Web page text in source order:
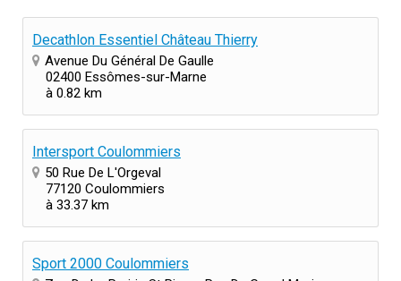
Decathlon Essentiel Château Thierry
Avenue Du Général De Gaulle
02400 Essômes-sur-Marne
à 0.82 km
Intersport Coulommiers
50 Rue De L'Orgeval
77120 Coulommiers
à 33.37 km
Sport 2000 Coulommiers